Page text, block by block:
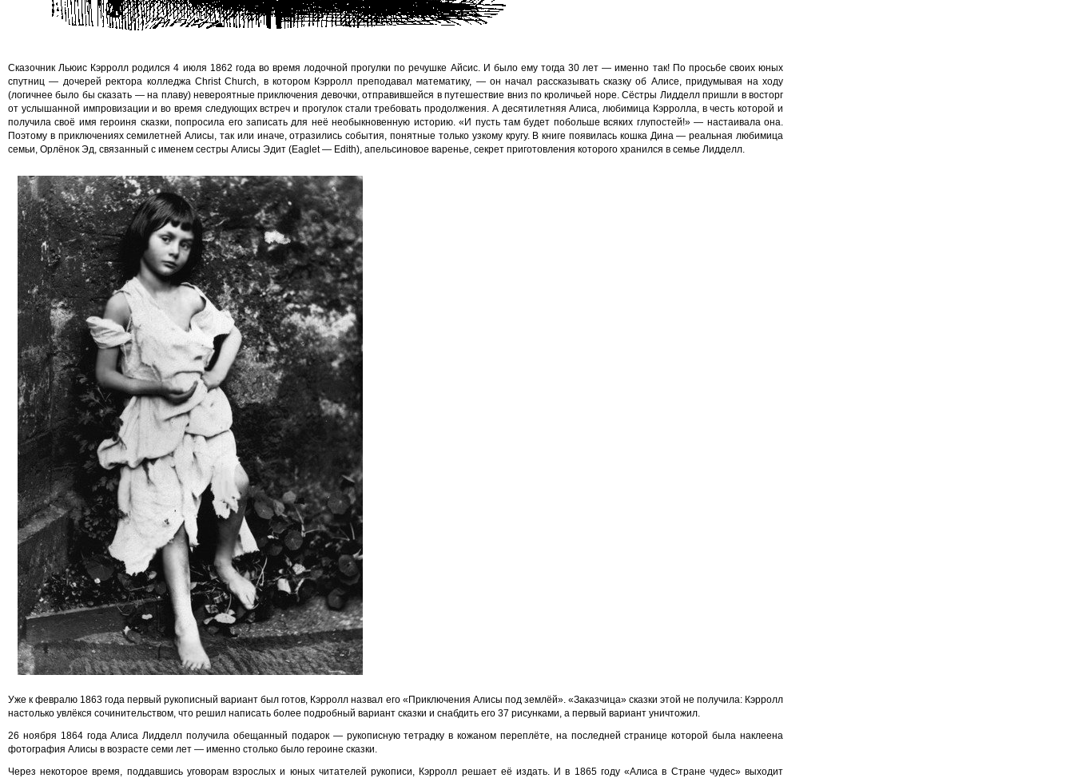
Сказочник Льюис Кэрролл родился 4 июля 1862 года во время лодочной прогулки по речушке Айсис. И было ему тогда 30 лет — именно так! По просьбе своих юных
спутниц — дочерей ректора колледжа Christ Church, в котором Кэрролл преподавал математику, — он начал рассказывать сказку об Алисе, придумывая на ходу
(логичнее было бы сказать — на плаву) невероятные приключения девочки, отправившейся в путешествие вниз по кроличьей норе. Сёстры Лидделл пришли в восторг
от услышанной импровизации и во время следующих встреч и прогулок стали требовать продолжения. А десятилетняя Алиса, любимица Кэрролла, в честь которой и
получила своё имя героиня сказки, попросила его записать для неё необыкновенную историю. «И пусть там будет побольше всяких глупостей!» — настаивала она.
Поэтому в приключениях семилетней Алисы, так или иначе, отразились события, понятные только узкому кругу. В книге появилась кошка Дина — реальная любимица
семьи, Орлёнок Эд, связанный с именем сестры Алисы Эдит (Eaglet — Edith), апельсиновое варенье, секрет приготовления которого хранился в семье Лидделл.
Уже к февралю 1863 года первый рукописный вариант был готов, Кэрролл назвал его «Приключения Алисы под землёй». «Заказчица» сказки этой не получила: Кэрролл
настолько увлёкся сочинительством, что решил написать более подробный вариант сказки и снабдить его 37 рисунками, а первый вариант уничтожил.
26 ноября 1864 года Алиса Лидделл получила обещанный подарок — рукописную тетрадку в кожаном переплёте, на последней странице которой была наклеена
фотография Алисы в возрасте семи лет — именно столько было героине сказки.
Через некоторое время, поддавшись уговорам взрослых и юных читателей рукописи, Кэрролл решает её издать. И в 1865 году «Алиса в Стране чудес» выходит